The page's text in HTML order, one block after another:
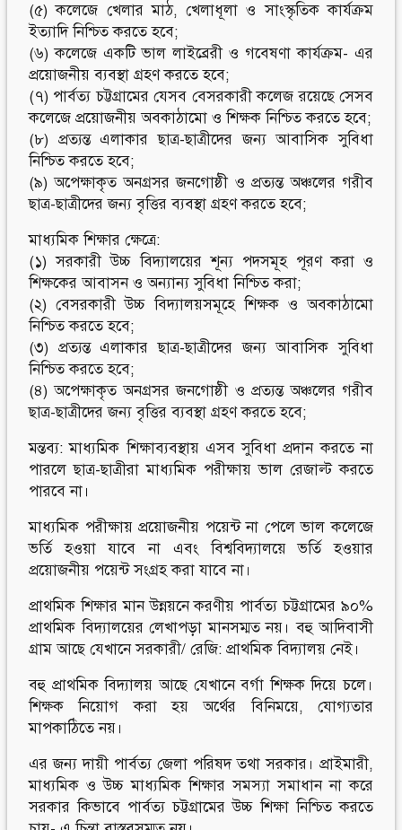
(৫) কলেজে খেলার মাঠ, খেলাধূলা ও সাংস্কৃতিক কার্যক্রম
ইত্যাদি নিশ্চিত করতে হবে;
(৬) কলেজে একটি ভাল লাইব্রেরী ও গবেষণা কার্যক্রম- এর
প্রয়োজনীয় ব্যবস্থা গ্রহণ করতে হবে;
(৭) পার্বত্য চট্টগ্রামের যেসব বেসরকারী কলেজ রয়েছে সেসব
কলেজে প্রয়োজনীয় অবকাঠামো ও শিক্ষক নিশ্চিত করতে হবে;
(৮) প্রত্যন্ত এলাকার ছাত্র-ছাত্রীদের জন্য আবাসিক সুবিধা
নিশ্চিত করতে হবে;
(৯) অপেক্ষাকৃত অনগ্রসর জনগোষ্ঠী ও প্রত্যন্ত অঞ্চলের গরীব
ছাত্র-ছাত্রীদের জন্য বৃত্তির ব্যবস্থা গ্রহণ করতে হবে;
মাধ্যমিক শিক্ষার ক্ষেত্রে:
(১) সরকারী উচ্চ বিদ্যালয়ের শূন্য পদসমূহ পূরণ করা ও
শিক্ষকের আবাসন ও অন্যান্য সুবিধা নিশ্চিত করা;
(২) বেসরকারী উচ্চ বিদ্যালয়সমূহে শিক্ষক ও অবকাঠামো
নিশ্চিত করতে হবে;
(৩) প্রত্যন্ত এলাকার ছাত্র-ছাত্রীদের জন্য আবাসিক সুবিধা
নিশ্চিত করতে হবে;
(৪) অপেক্ষাকৃত অনগ্রসর জনগোষ্ঠী ও প্রত্যন্ত অঞ্চলের গরীব
ছাত্র-ছাত্রীদের জন্য বৃত্তির ব্যবস্থা গ্রহণ করতে হবে;
মন্তব্য: মাধ্যমিক শিক্ষাব্যবস্থায় এসব সুবিধা প্রদান করতে না
পারলে ছাত্র-ছাত্রীরা মাধ্যমিক পরীক্ষায় ভাল রেজাল্ট করতে
পারবে না।
মাধ্যমিক পরীক্ষায় প্রয়োজনীয় পয়েন্ট না পেলে ভাল কলেজে
ভর্তি হওয়া যাবে না এবং বিশ্ববিদ্যালয়ে ভর্তি হওয়ার
প্রয়োজনীয় পয়েন্ট সংগ্রহ করা যাবে না।
প্রাথমিক শিক্ষার মান উন্নয়নে করণীয় পার্বত্য চট্টগ্রামের ৯০%
প্রাথমিক বিদ্যালয়ের লেখাপড়া মানসম্মত নয়। বহু আদিবাসী
গ্রাম আছে যেখানে সরকারী/ রেজি: প্রাথমিক বিদ্যালয় নেই।
বহু প্রাথমিক বিদ্যালয় আছে যেখানে বর্গা শিক্ষক দিয়ে চলে।
শিক্ষক নিয়োগ করা হয় অর্থের বিনিময়ে, যোগ্যতার
মাপকাঠিতে নয়।
এর জন্য দায়ী পার্বত্য জেলা পরিষদ তথা সরকার। প্রাইমারী,
মাধ্যমিক ও উচ্চ মাধ্যমিক শিক্ষার সমস্যা সমাধান না করে
সরকার কিভাবে পার্বত্য চট্টগ্রামের উচ্চ শিক্ষা নিশ্চিত করতে